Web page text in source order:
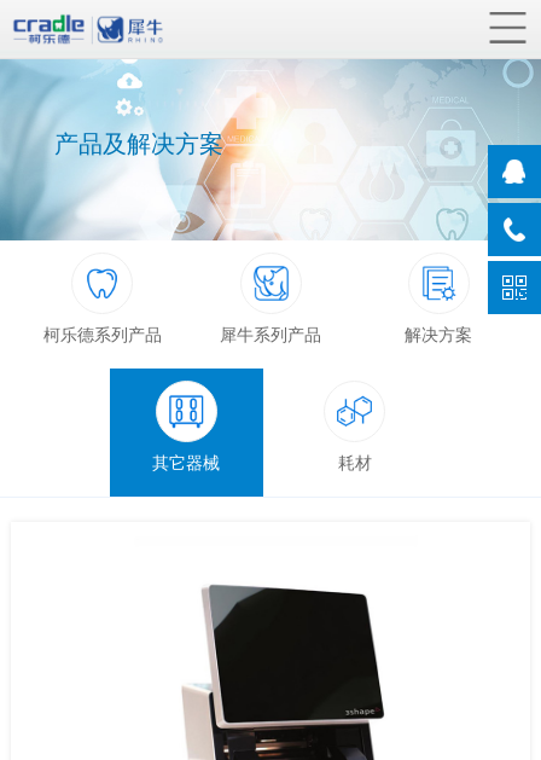
产品及解决方案
柯乐德系列产品 犀牛系列产品 解决方案
其它器械 耗材